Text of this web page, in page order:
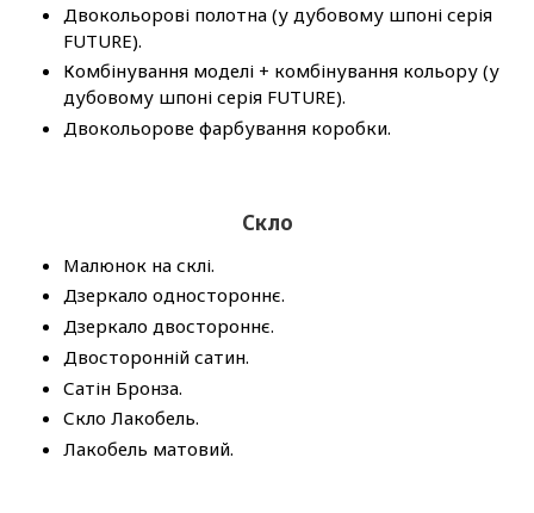
Двокольорові полотна (у дубовому шпоні серія
FUTURE).
Комбінування моделі + комбінування кольору (у
дубовому шпоні серія FUTURE).
Двокольорове фарбування коробки.
Скло
Малюнок на склі.
Дзеркало одностороннє.
Дзеркало двостороннє.
Двосторонній сатин.
Сатін Бронза.
Скло Лакобель.
Лакобель матовий.